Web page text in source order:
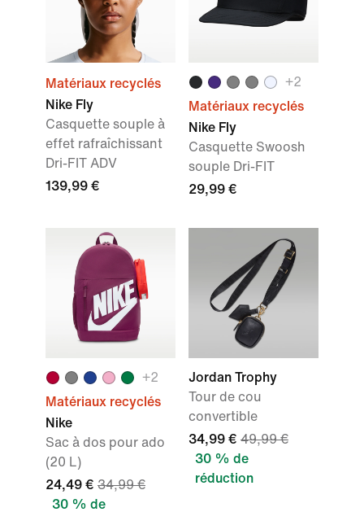
Matériaux recyclés
Nike Fly
Casquette souple à
effet rafraîchissant
Dri-FIT ADV
139,99 €
+2
Matériaux recyclés
Nike Fly
Casquette Swoosh
souple Dri-FIT
29,99 €
+2
Matériaux recyclés
Nike
Sac à dos pour ado
(20 L)
24,49 € 34,99 €
30 % de
Jordan Trophy
Tour de cou
convertible
34,99 € 49,99 €
30 % de
réduction